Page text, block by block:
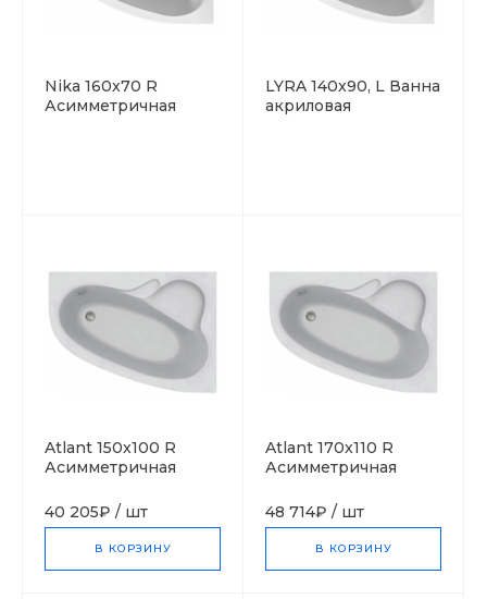
Nika 160x70 R
Асимметричная
LYRA 140x90, L Ванна
акриловая
Atlant 150x100 R
Асимметричная
bath (Польша)
40 205₽ / шт
В КОРЗИНУ
Atlant 170x110 R
Асимметричная
bath (Польша)
48 714₽ / шт
В КОРЗИНУ